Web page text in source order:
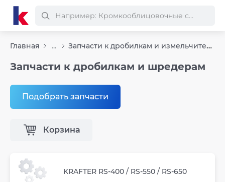
Главная ... Запчасти к дробилкам и измельчителям
Запчасти к дробилкам и шредерам
Подобрать запчасти
Корзина
KRAFTER RS-400 / RS-550 / RS-650